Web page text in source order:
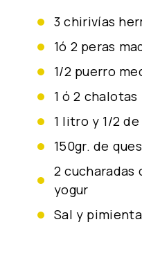
3 chirivías
1ó 2 peras
1/2 puerro
1 ó 2 chalotas
1 litro y 1/2
150gr. de
2 cucharadas de crème fraîse o
yogur
sal y